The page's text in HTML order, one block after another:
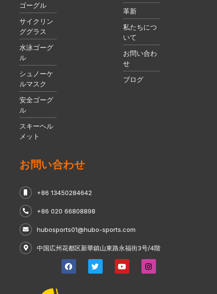
ゴーグル
サイクリン
ググラス
水泳ゴーグ
ル
シュノーケ
ルマスク
安全ゴーグ
ル
スキーヘル
メット
革新
私たちにつ
いて
お問い合わ
せ
ブログ
お問い合わせ
+86 13450284642
+86 020 66808898
hubosports01@hubo-sports.com
中国広州花都区新華鎮山東路永福街3号/4階